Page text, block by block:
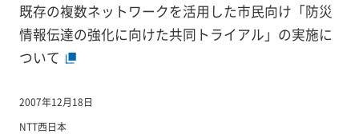
既存の複数ネットワークを活用した市民向け「防災
情報伝達の強化に向けた共同トライアル」の実施に
ついて
2007年12月18日
NTT西日本